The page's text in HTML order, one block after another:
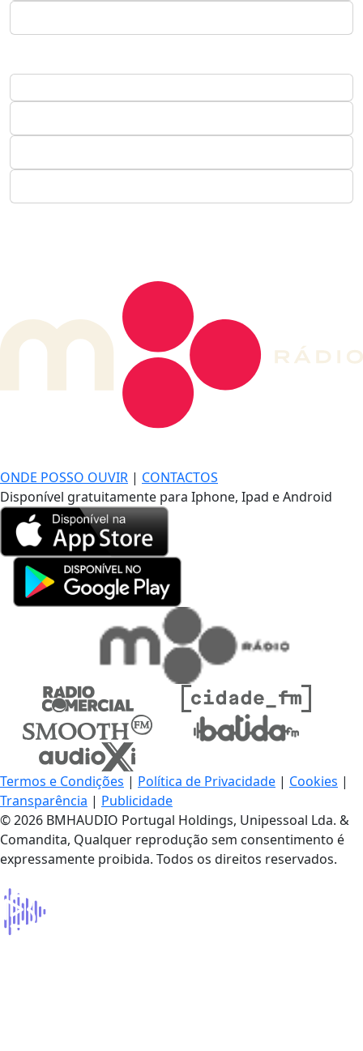
ONDE POSSO OUVIR | CONTACTOS
Disponível gratuitamente para Iphone, Ipad e Android
Termos e Condições | Política de Privacidade | Cookies |
Transparência | Publicidade
© 2026 BMHAUDIO Portugal Holdings, Unipessoal Lda. &
Comandita, Qualquer reprodução sem consentimento é
expressamente proibida. Todos os direitos reservados.